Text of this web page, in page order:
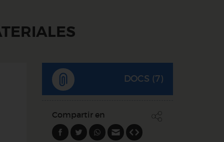
DOCS (7)
Compartir en